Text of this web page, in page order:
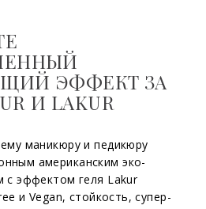
ЭФФЕКТ ЗА
И LAKUR
маникюру и педикюру
американским эко-
с эффектом геля Lakur
и Vegan, стойкость, супер-